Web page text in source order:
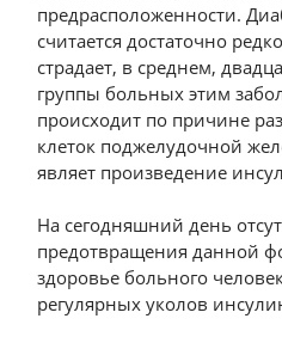
предрасположенности.
считаетcя достаточно
страдает, в среднем,
группы больных этим
происходит по причине
клеток поджелудочной
являет произведение
На сегодняшний день
предотвращения данной
здоровье больного
регулярных уколов